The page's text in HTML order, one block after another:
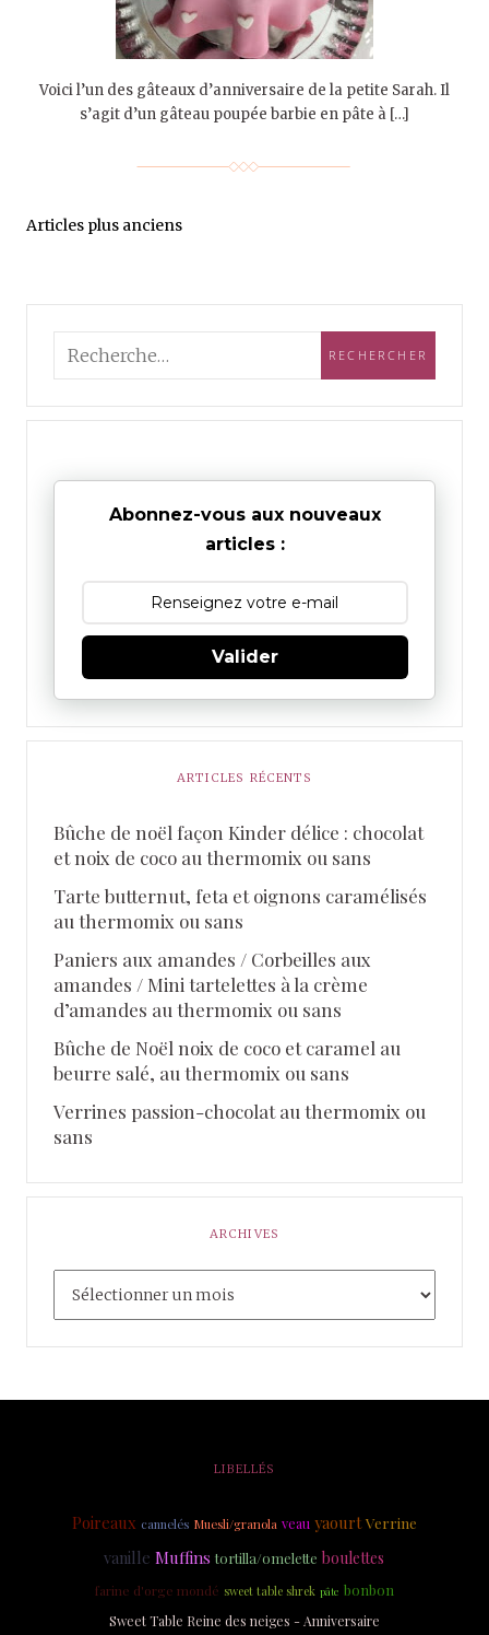
Voici l’un des gâteaux d’anniversaire de la petite Sarah. Il
s’agit d’un gâteau poupée barbie en pâte à […]
Articles plus anciens
Abonnez-vous aux nouveaux
articles :
Valider
ARTICLES RÉCENTS
Bûche de noël façon Kinder délice : chocolat
et noix de coco au thermomix ou sans
Tarte butternut, feta et oignons caramélisés
au thermomix ou sans
Paniers aux amandes / Corbeilles aux
amandes / Mini tartelettes à la crème
d’amandes au thermomix ou sans
Bûche de Noël noix de coco et caramel au
beurre salé, au thermomix ou sans
Verrines passion-chocolat au thermomix ou
sans
ARCHIVES
LIBELLÉS
Poireaux cannelés Muesli/granola veau yaourt Verrine
vanille Muffins tortilla/omelette boulettes
farine d'orge mondé sweet table shrek pâte bonbon
Sweet Table Reine des neiges - Anniversaire